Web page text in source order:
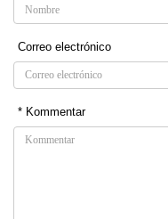
Correo electrónico
* Kommentar